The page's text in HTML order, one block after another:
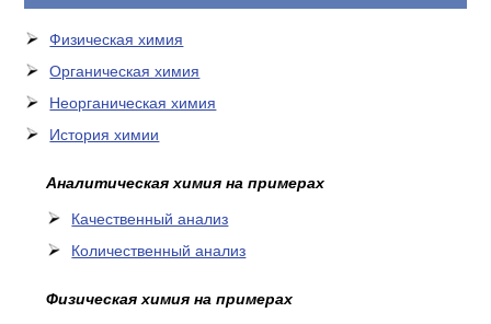
Физическая химия
Органическая химия
Неорганическая химия
История химии
Аналитическая химия на примерах
Качественный анализ
Количественный анализ
Физическая химия на примерах